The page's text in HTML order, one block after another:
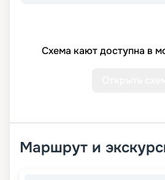
Схема кают доступна в
Маршрут и